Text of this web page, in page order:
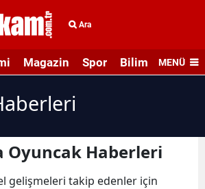
Ara
Magazin Spor Bilim veMENÜ
Oyuncak Haberleri
gelişmeleri takip edenler için